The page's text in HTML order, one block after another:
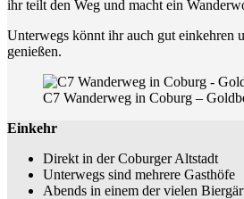
ihr teilt den Weg und macht ein
Unterwegs könnt ihr auch gut einkehren
genießen.
C7 Wanderweg in Coburg –
Einkehr
Direkt in der Coburger Altstadt
Unterwegs sind mehrere Gasthöfe
Abends in einem der vielen